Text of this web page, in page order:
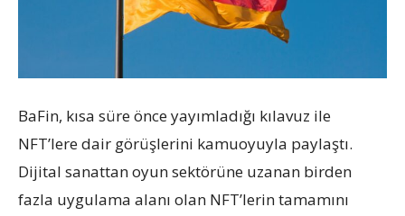
BaFin, kısa süre önce yayımladığı kılavuz ile
NFT’lere dair görüşlerini kamuoyuyla paylaştı.
Dijital sanattan oyun sektörüne uzanan birden
fazla uygulama alanı olan NFT’lerin tamamını